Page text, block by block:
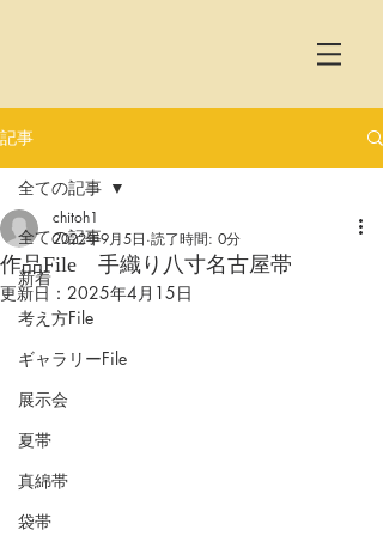
記事
全ての記事
新着
考え方File
ギャラリーFile
展示会
夏帯
真綿帯
袋帯
全ての記事
作品File 手織り八寸名古屋帯
chitoh1
2022年9月5日 読了時間: 0分
更新日： 2025年4月15日